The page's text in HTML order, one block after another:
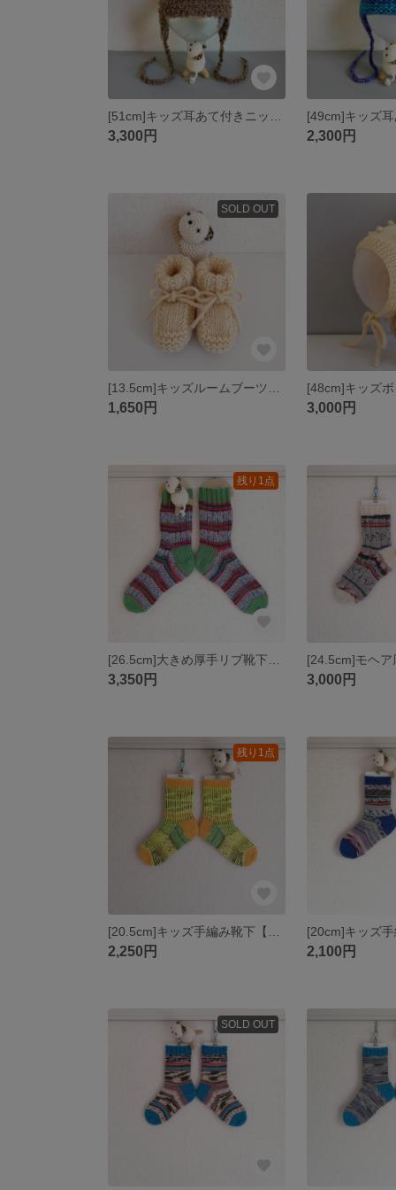
3,300円 2,300円
SOLD OUT
1,650円 3,000円
残り1点
3,350円 3,000円
残り1点
2,250円 2,100円
SOLD OUT